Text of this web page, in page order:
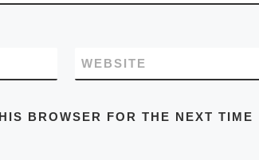
WEBSITE
BROWSER FOR THE NEXT TIME